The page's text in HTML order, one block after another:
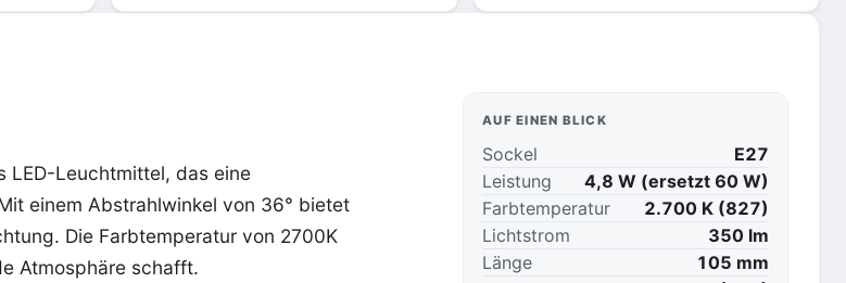
LED-Leuchtmittel, das eine
einem Abstrahlwinkel von 36° bietet
Die Farbtemperatur von 2700K
Atmosphäre schafft.
AUF EINEN BLICK
Sockel
E27
Leistung
4,8 W (ersetzt 60 W)
Farbtemperatur
2.700 K (827)
Lichtstrom
350 lm
Länge
105 mm